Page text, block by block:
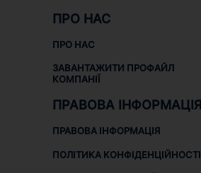
ПРО НАС
ПРО НАС
ЗАВАНТАЖИТИ ПРОФАЙЛ
КОМПАНІЇ
ПРАВОВА ІНФОРМАЦІЯ
ПРАВОВА ІНФОРМАЦІЯ
ПОЛІТИКА КОНФІДЕНЦІЙНОСТІ